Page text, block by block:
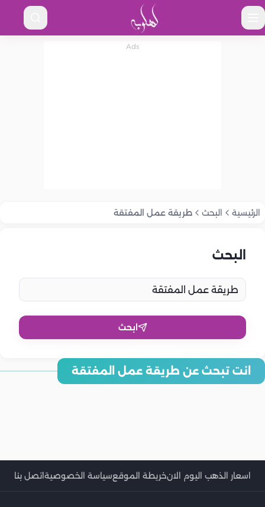
الرئيسية البحث طريقة عمل المفتقة
البحث
ابحث
انت تبحث عن طريقة عمل المفتقة
طريقة عمل المفتقة لزيادة الوزن.. بالخطوات
اسعار الذهب اليوم الانخريطة الموقعسياسة الخصوصيةاتصل بنا